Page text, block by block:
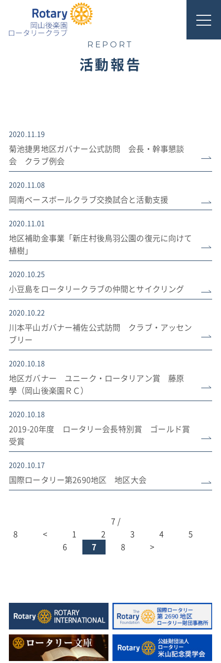
REPORT
活動報告
2020.11.19
菊池捷男地区ガバナー公式訪問 会長・幹事懇談
会 クラブ例会
2020.11.08
岡南ベースボールクラブ交換試合と活動支援
2020.11.01
地区補助金事業「新庄村後鳥羽公園の復元に向けて
植樹」
2020.10.25
小豆島をロータリークラブの仲間とサイクリング
2020.10.22
川本平山ガバナー補佐公式訪問 クラブ・アッセン
ブリー
2020.10.18
地区ガバナー ユニーク・ロータリアン賞 藤原
學（岡山後楽園ＲＣ）
2020.10.18
2019-20年度 ロータリー会長特別賞 ゴールド賞
受賞
2020.10.17
国際ロータリー第2690地区 地区大会
7 /
8
< 1 2 3 4
5
6
7 8 >